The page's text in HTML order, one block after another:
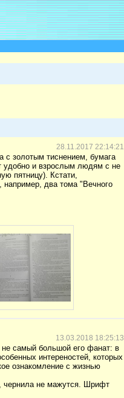
28.11.2017 22:14:21
с золотым тиснением, бумага
удобно и взрослым людям с не
пятницу). Кстати,
например, два тома "Вечного
13.03.2018 18:25:13
не самый большой его фанат: в
интереностей, которых
ознакомление с жизнью
чернила не мажутся. Шрифт